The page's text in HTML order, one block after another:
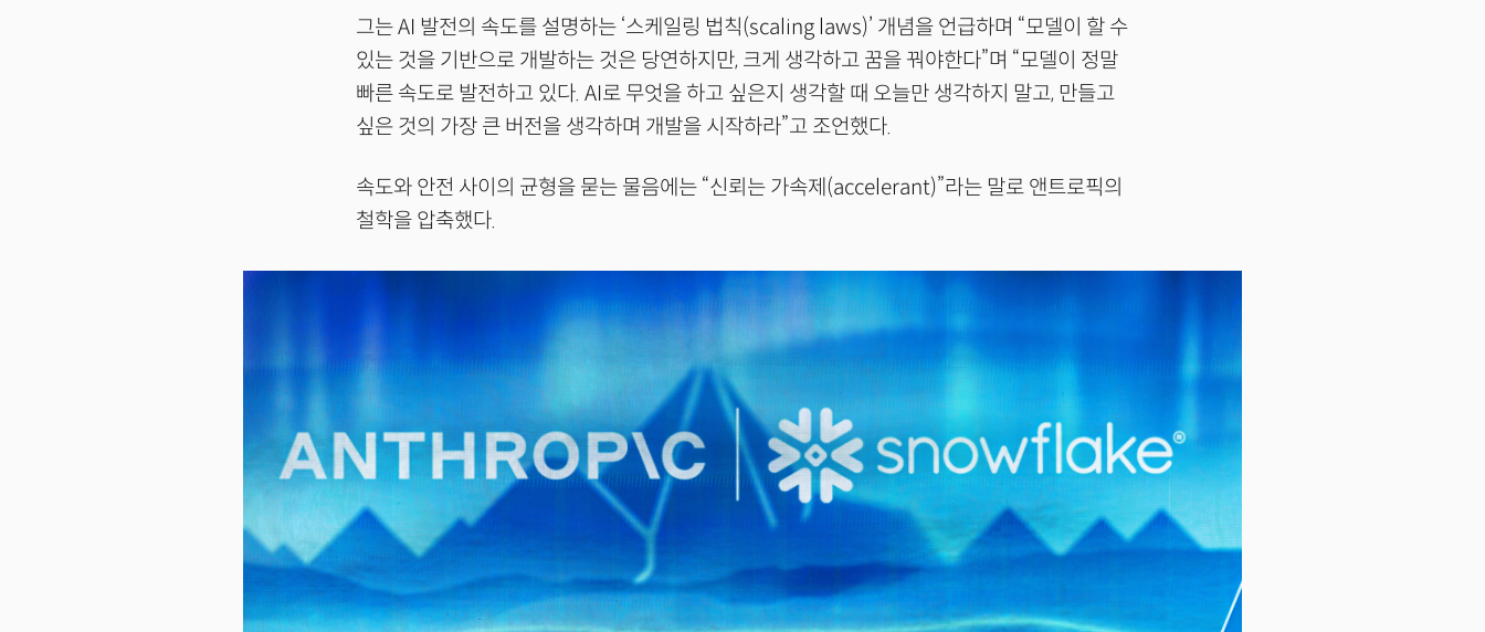
그는 AI 발전의 속도를 설명하는 ‘스케일링 법칙(scaling laws)’ 개념을 언급하며 “모델이 할 수
있는 것을 기반으로 개발하는 것은 당연하지만, 크게 생각하고 꿈을 꿔야한다”며 “모델이 정말
빠른 속도로 발전하고 있다. AI로 무엇을 하고 싶은지 생각할 때 오늘만 생각하지 말고, 만들고
싶은 것의 가장 큰 버전을 생각하며 개발을 시작하라”고 조언했다.
속도와 안전 사이의 균형을 묻는 물음에는 “신뢰는 가속제(accelerant)”라는 말로 앤트로픽의
철학을 압축했다.